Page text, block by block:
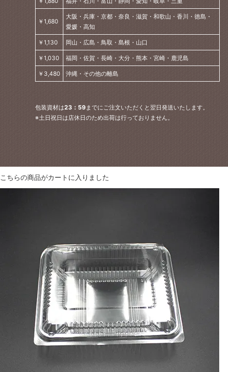
￥1,680
大阪・兵庫・京都・奈良・滋賀・和歌山・香川・徳島・
愛媛・高知
￥1,130 岡山・広島・鳥取・島根・山口
￥1,030 福岡・佐賀・長崎・大分・熊本・宮崎・鹿児島
￥3,480 沖縄・その他の離島
包装資材は23：59までにご注文いただくと翌日発送いたします。
※土日祝日は店休日のため出荷は行っておりません。
こちらの商品がカートに入りました